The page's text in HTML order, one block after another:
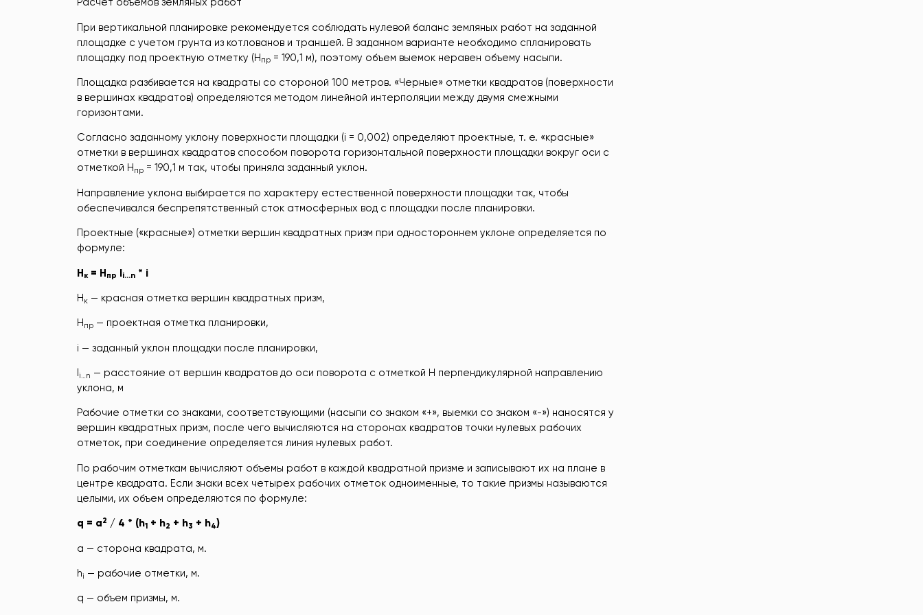
При вертикальной планировке рекомендуется соблюдать нулевой баланс земляных работ на заданной
площадке с учетом грунта из котлованов и траншей. В заданном варианте необходимо спланировать
площадку под проектную отметку (Нпр = 190,1 м), поэтому объем выемок неравен объему насыпи.
Площадка разбивается на квадраты со стороной 100 метров. «Черные» отметки квадратов (поверхности
в вершинах квадратов) определяются методом линейной интерполяции между двумя смежными
горизонтами.
Согласно заданному уклону поверхности площадки (i = 0,002) определяют проектные, т. е. «красные»
отметки в вершинах квадратов способом поворота горизонтальной поверхности площадки вокруг оси с
отметкой Н пр = 190,1 м так, чтобы приняла заданный уклон.
Направление уклона выбирается по характеру естественной поверхности площадки так, чтобы
обеспечивался беспрепятственный сток атмосферных вод с площадки после планировки.
Проектные («красные») отметки вершин квадратных призм при одностороннем уклоне определяется по
формуле:
Нк = Нпр li…n * i
Нк — красная отметка вершин квадратных призм,
Нпр — проектная отметка планировки,
i — заданный уклон площадки после планировки,
li…n — расстояние от вершин квадратов до оси поворота с отметкой H перпендикулярной направлению
уклона, м
Рабочие отметки со знаками, соответствующими (насыпи со знаком «+», выемки со знаком «-») наносятся у
вершин квадратных призм, после чего вычисляются на сторонах квадратов точки нулевых рабочих
отметок, при соединение определяется линия нулевых работ.
По рабочим отметкам вычисляют объемы работ в каждой квадратной призме и записывают их на плане в
центре квадрата. Если знаки всех четырех рабочих отметок одноименные, то такие призмы называются
целыми, их объем определяются по формуле:
q = a2 / 4 * (h1 + h2 + h3 + h4)
a — сторона квадрата, м.
hi — рабочие отметки, м.
q — объем призмы, м.